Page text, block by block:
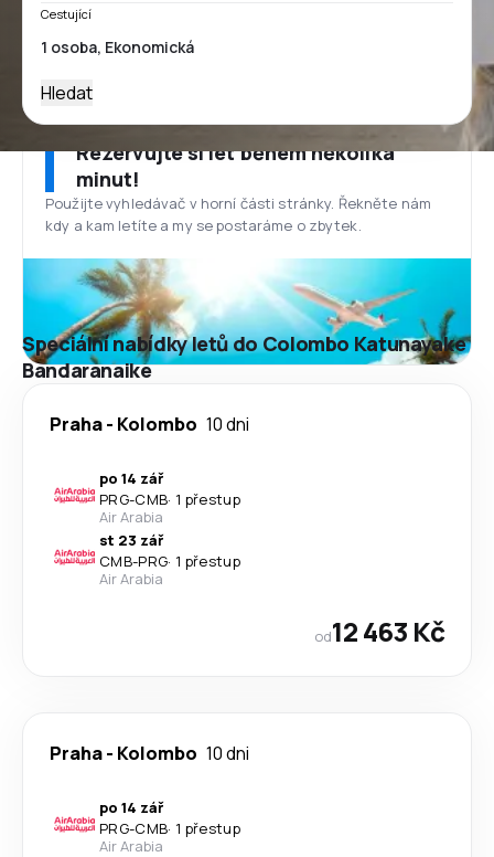
Cestující
Hledat
Rezervujte si let během několika
minut!
Použijte vyhledávač v horní části stránky. Řekněte nám
kdy a kam letíte a my se postaráme o zbytek.
Speciální nabídky letů do Colombo Katunayake
Bandaranaike
Praha- Kolombo 10 dni
po 14 zář
PRG-CMB· 1 přestup
Air Arabia
st 23 zář
CMB-PRG· 1 přestup
Air Arabia
od12 463 Kč
Praha- Kolombo 10 dni
po 14 zář
PRG-CMB· 1 přestup
Air Arabia